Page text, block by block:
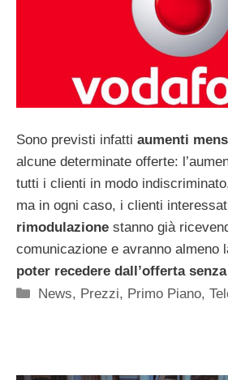
Sono previsti infatti aumenti
alcune determinate offerte:
tutti i clienti in modo
ma in ogni caso, i clienti
rimodulazione stanno già
comunicazione e avranno almeno
poter recedere dall’offerta
Categorie
News, Prezzi, Primo Piano,